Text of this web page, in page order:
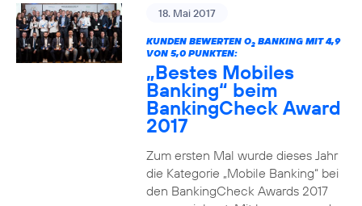
18. Mai 2017
KUNDEN BEWERTEN O2BANKING MIT 4,9
VON 5,0 PUNKTEN:
„Bestes Mobiles
Banking“ beim
BankingCheck Award
2017
Zum ersten Mal wurde dieses Jahr
die Kategorie „Mobile Banking“ bei
den BankingCheck Awards 2017